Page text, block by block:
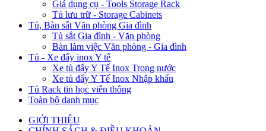
Giá dụng cụ - Tools Storage Rack
Tủ lưu trữ - Storage Cabinets
Tủ, Bàn sắt Văn phòng Gia đình
Tủ sắt Gia đình - Văn phòng
Bàn làm việc Văn phòng - Gia đình
Tủ - Xe đẩy inox Y tế
Xe tủ đẩy Y Tế Inox Trong nước
Xe tủ đẩy Y Tế Inox Nhập khẩu
Tủ Rack tin học viễn thông
Toàn bộ danh mục
GIỚI THIỆU